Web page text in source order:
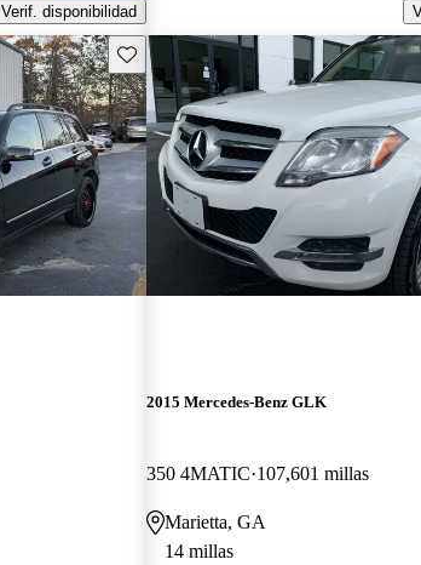
Verif. disponibilidad
Guarda este Aviso
2015 Mercedes-Benz GLK
350 4MATIC 107,601 millas
Marietta, GA
14 millas